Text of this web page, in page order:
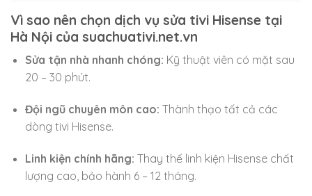
Vì sao nên chọn dịch vụ sửa tivi Hisense tại
Hà Nội của suachuativi.net.vn
Sửa tận nhà nhanh chóng: Kỹ thuật viên có mặt sau
20 – 30 phút.
Đội ngũ chuyên môn cao: Thành thạo tất cả các
dòng tivi Hisense.
Linh kiện chính hãng: Thay thế linh kiện Hisense chất
lượng cao, bảo hành 6 – 12 tháng.